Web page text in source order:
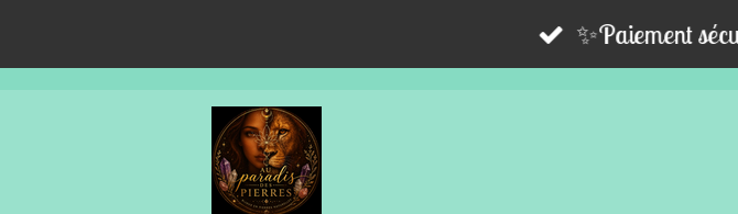
au
✨Paiement